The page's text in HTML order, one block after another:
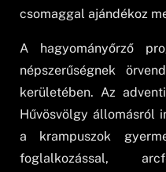
csomaggal ajándékoz
A hagyományőrző
népszerűségnek
kerületében. Az
Hűvösvölgy állomásról
a krampuszok
foglalkozással,